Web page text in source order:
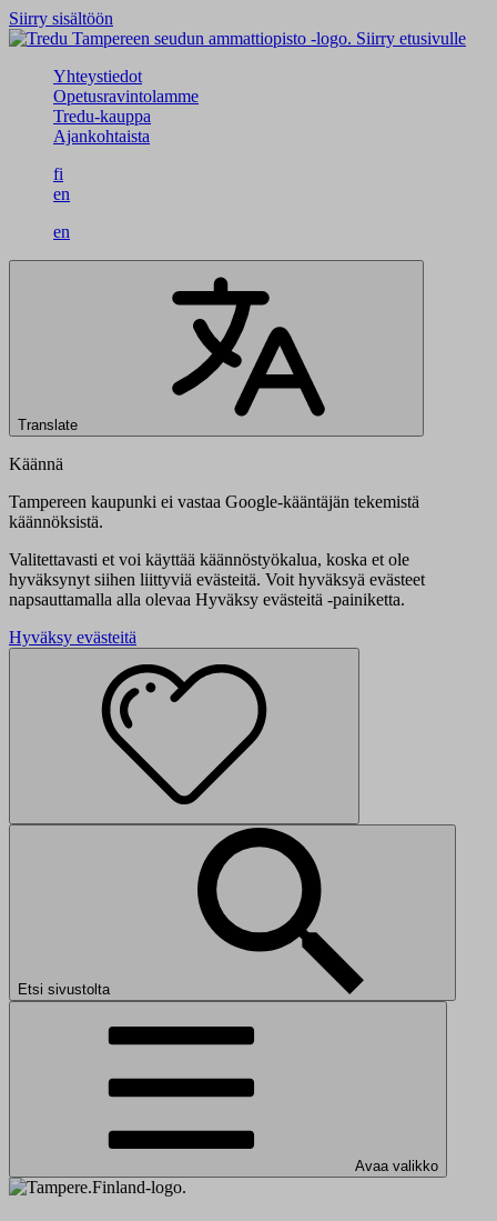
Siirry sisältöön
Siirry etusivulle
Yhteystiedot
Opetusravintolamme
Tredu-kauppa
Ajankohtaista
fi
en
en
Translate
Käännä
Tampereen kaupunki ei vastaa Google-kääntäjän tekemistä
käännöksistä.
Valitettavasti et voi käyttää käännöstyökalua, koska et ole
hyväksynyt siihen liittyviä evästeitä. Voit hyväksyä evästeet
napsauttamalla alla olevaa Hyväksy evästeitä -painiketta.
Hyväksy evästeitä
Etsi sivustolta
Avaa valikko